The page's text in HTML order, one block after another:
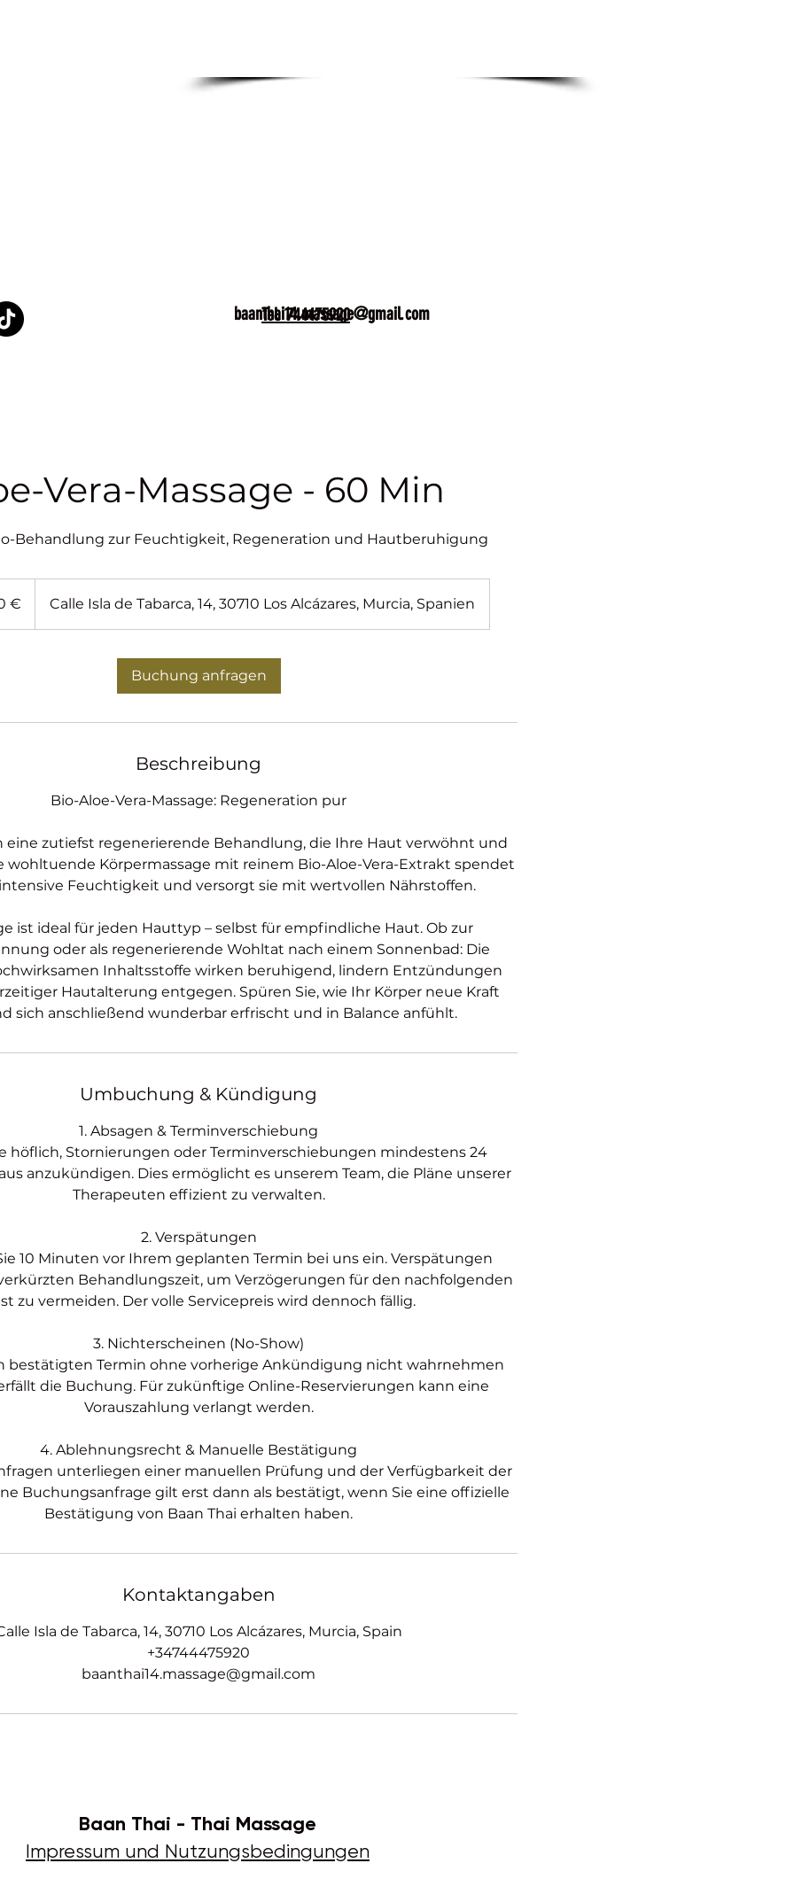
Tel. 744475920
baanthai14.massage@gmail.com
Vera-Massage - 60 Min
Behandlung zur Feuchtigkeit, Regeneration und Hautberuhigung
€ Calle Isla de Tabarca, 14, 30710 Los Alcázares, Murcia, Spanien
Buchung anfragen
Beschreibung
Bio-Aloe-Vera-Massage: Regeneration pur
eine zutiefst regenerierende Behandlung, die Ihre Haut verwöhnt und
wohltuende Körpermassage mit reinem Bio-Aloe-Vera-Extrakt spendet
Feuchtigkeit und versorgt sie mit wertvollen Nährstoffen.
ist ideal für jeden Hauttyp – selbst für empfindliche Haut. Ob zur
oder als regenerierende Wohltat nach einem Sonnenbad: Die
Inhaltsstoffe wirken beruhigend, lindern Entzündungen
Hautalterung entgegen. Spüren Sie, wie Ihr Körper neue Kraft
sich anschließend wunderbar erfrischt und in Balance anfühlt.
Umbuchung & Kündigung
1. Absagen & Terminverschiebung
höflich, Stornierungen oder Terminverschiebungen mindestens 24
anzukündigen. Dies ermöglicht es unserem Team, die Pläne unserer
Therapeuten effizient zu verwalten.
2. Verspätungen
10 Minuten vor Ihrem geplanten Termin bei uns ein. Verspätungen
Behandlungszeit, um Verzögerungen für den nachfolgenden
zu vermeiden. Der volle Servicepreis wird dennoch fällig.
3. Nichterscheinen (No-Show)
bestätigten Termin ohne vorherige Ankündigung nicht wahrnehmen
die Buchung. Für zukünftige Online-Reservierungen kann eine
Vorauszahlung verlangt werden.
4. Ablehnungsrecht & Manuelle Bestätigung
unterliegen einer manuellen Prüfung und der Verfügbarkeit der
Buchungsanfrage gilt erst dann als bestätigt, wenn Sie eine offizielle
Bestätigung von Baan Thai erhalten haben.
Kontaktangaben
Isla de Tabarca, 14, 30710 Los Alcázares, Murcia, Spain
+34744475920
baanthai14.massage@gmail.com
Baan Thai - Thai Massage
Impressum und Nutzungsbedingungen